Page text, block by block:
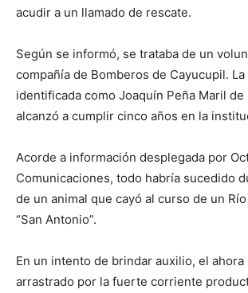
acudir a un llamado de rescate.
Según se informó, se trataba de un
compañía de Bomberos de Cayucupil.
identificada como Joaquín Peña Maril
alcanzó a cumplir cinco años en la
Acorde a información desplegada por
Comunicaciones, todo habría sucedido
de un animal que cayó al curso de un
“San Antonio”.
En un intento de brindar auxilio, el
arrastrado por la fuerte corriente